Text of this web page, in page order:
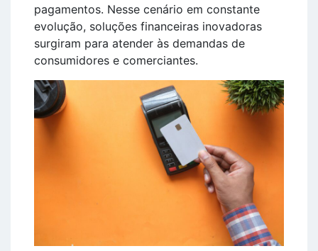
pagamentos. Nesse cenário em constante
evolução, soluções financeiras inovadoras
surgiram para atender às demandas de
consumidores e comerciantes.